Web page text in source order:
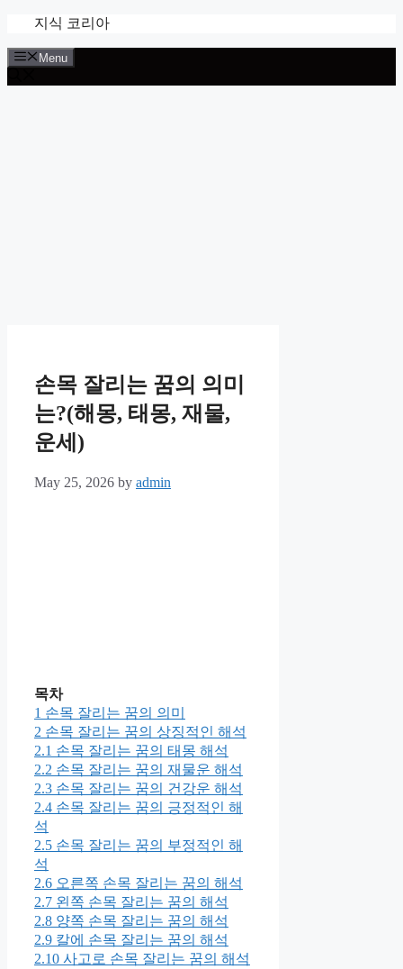
content
지식 코리아
Menu
손목 잘리는 꿈의 의미
는?(해몽, 태몽, 재물,
운세)
May 25, 2026 by admin
목차
1 손목 잘리는 꿈의 의미
2 손목 잘리는 꿈의 상징적인 해석
2.1 손목 잘리는 꿈의 태몽 해석
2.2 손목 잘리는 꿈의 재물운 해석
2.3 손목 잘리는 꿈의 건강운 해석
2.4 손목 잘리는 꿈의 긍정적인 해
석
2.5 손목 잘리는 꿈의 부정적인 해
석
2.6 오른쪽 손목 잘리는 꿈의 해석
2.7 왼쪽 손목 잘리는 꿈의 해석
2.8 양쪽 손목 잘리는 꿈의 해석
2.9 칼에 손목 잘리는 꿈의 해석
2.10 사고로 손목 잘리는 꿈의 해석